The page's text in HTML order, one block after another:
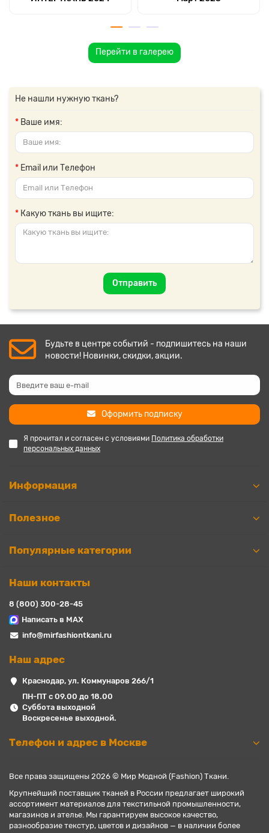
Перейти в галерею
Не нашли нужную ткань?
Ваше имя:
Email или Телефон
Какую ткань вы ищите:
Отправить
Будьте в центре событий - подпишитесь на наши
новости! Новинки, скидки, акции.
Оформить подписку
Я прочитал и согласен с условиями Политика обработки
персональных данных
Информация
Полезное
Популярные категории
Наши контакты
8 (800) 300-28-45
Написать в MAX
info@mirfashiontkani.ru
Наш адрес
Краснодар, ул. Коммунаров 266/1
ПН-ПТ с 09.00 до 18.00
Суббота выходной
Воскресенье выходной.
Телефон и адрес в Москве
Все права защищены 2026 © Мир Модной (Fashion) Ткани.
Крупнейший поставщик тканей в России предлагает широкий
ассортимент материалов для текстильной промышленности,
магазинов и ателье. Мы гарантируем высокое качество,
разнообразие текстур, цветов и дизайнов — в наличии более